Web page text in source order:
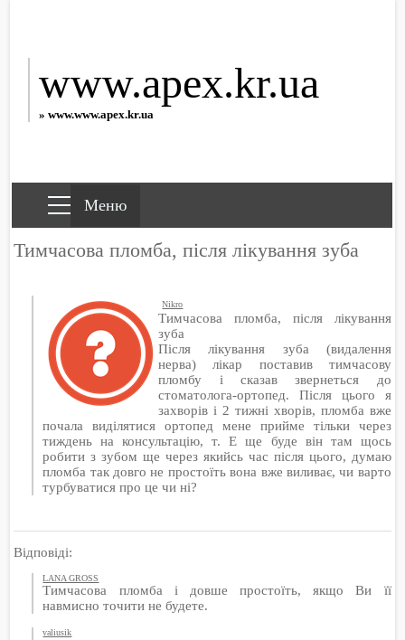
www.apex.kr.ua
» www.www.apex.kr.ua
Тимчасова пломба, після лікування зуба
Nikro
Тимчасова пломба, після лікування
зуба
Після лікування зуба (видалення
нерва) лікар поставив тимчасову
пломбу і сказав звернеться до
стоматолога-ортопед. Після цього я
захворів і 2 тижні хворів, пломба вже
почала виділятися ортопед мене прийме тільки через
тиждень на консультацію, т. Е ще буде він там щось
робити з зубом ще через якийсь час після цього, думаю
пломба так довго не простоїть вона вже виливає, чи варто
турбуватися про це чи ні?
Відповіді:
LANA GROSS
Тимчасова пломба і довше простоїть, якщо Ви її
навмисно точити не будете.
valiusik